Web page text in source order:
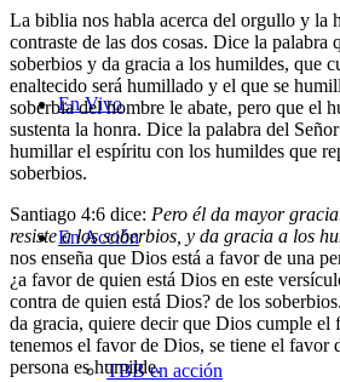
En Vivo
En Acción
TBB en acción
La biblia nos habla acerca del orgullo y la
contraste de las dos cosas. Dice la palabra
soberbios y da gracia a los humildes, que
enaltecido será humillado y el que se
soberbia del hombre le abate, pero que el
sustenta la honra. Dice la palabra del
humillar el espíritu con los humildes que
soberbios.
Santiago 4:6 dice: Pero él da mayor
resiste a los soberbios, y da gracia a los
nos enseña que Dios está a favor de una
¿a favor de quien está Dios en este
contra de quien está Dios? de los
da gracia, quiere decir que Dios cumple el
tenemos el favor de Dios, se tiene el favor
persona es humilde.